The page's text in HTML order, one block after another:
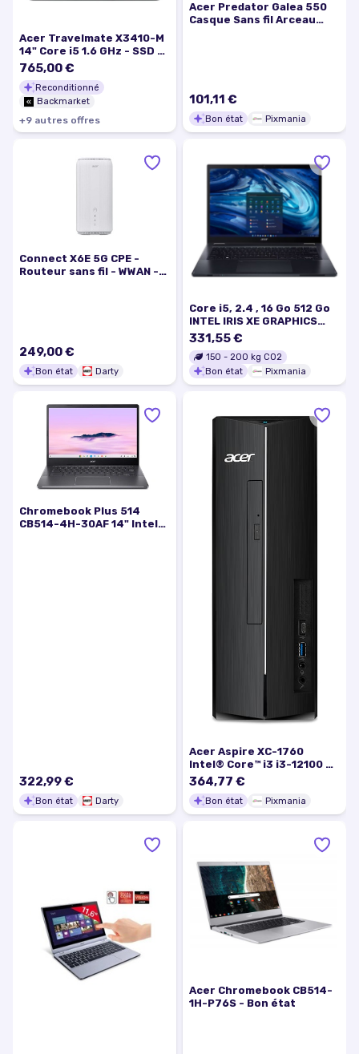
Acer Travelmate X3410-M
14" Core i5 1.6 GHz - SSD 4
To - 8 Go QWERTY - Anglais
765,00 €
Reconditionné
Backmarket
+9 autres offres
Acer Predator Galea 550
Casque Sans fil Arceau
101,11 €
Bon état Pixmania
Connect X6E 5G CPE -
Routeur sans fil - WWAN -
249,00 €
Bon état Darty
Core i5, 2.4 , 16 Go 512 Go
INTEL IRIS XE GRAPHICS
Noir 14 Windows 11 Pro -
Bon état
331,55 €
150 - 200 kg CO2
Bon état
Pixmania
Chromebook Plus 514
CB514-4H-30AF 14" Intel
322,99 €
Bon état Darty
Acer Aspire XC-1760
Intel® Core™ i3 i3-12100 8
Go DDR4-SDRAM 256 Go
SSD Windows 11 Home
Bureau PC Noir - Bon état
364,77 €
Bon état Pixmania
Acer Chromebook CB514-
1H-P76S - Bon état